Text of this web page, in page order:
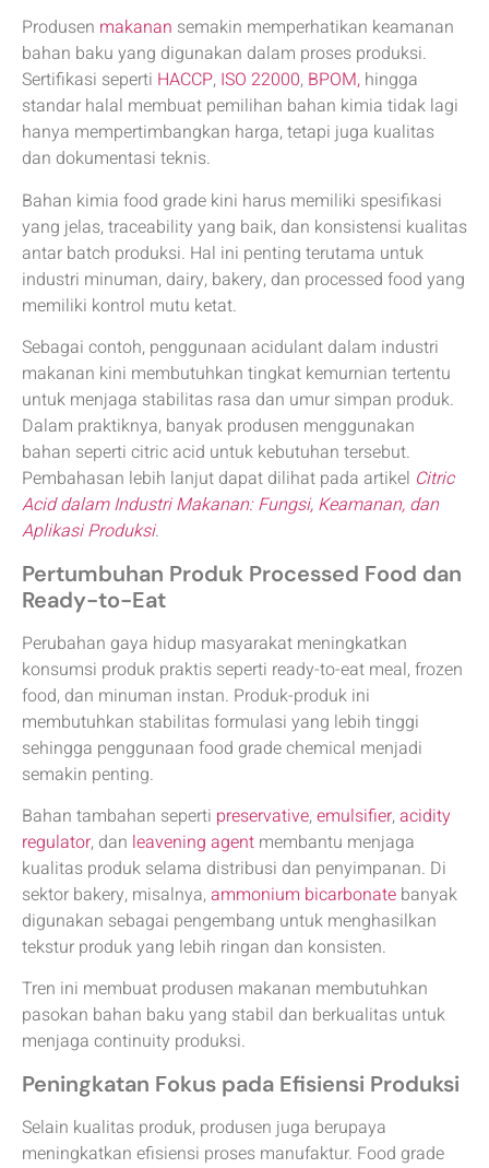
Produsen makanan semakin memperhatikan keamanan
bahan baku yang digunakan dalam proses produksi.
Sertifikasi seperti HACCP, ISO 22000, BPOM, hingga
standar halal membuat pemilihan bahan kimia tidak lagi
hanya mempertimbangkan harga, tetapi juga kualitas
dan dokumentasi teknis.
Bahan kimia food grade kini harus memiliki spesifikasi
yang jelas, traceability yang baik, dan konsistensi kualitas
antar batch produksi. Hal ini penting terutama untuk
industri minuman, dairy, bakery, dan processed food yang
memiliki kontrol mutu ketat.
Sebagai contoh, penggunaan acidulant dalam industri
makanan kini membutuhkan tingkat kemurnian tertentu
untuk menjaga stabilitas rasa dan umur simpan produk.
Dalam praktiknya, banyak produsen menggunakan
bahan seperti citric acid untuk kebutuhan tersebut.
Pembahasan lebih lanjut dapat dilihat pada artikel Citric
Acid dalam Industri Makanan: Fungsi, Keamanan, dan
Aplikasi Produksi.
Pertumbuhan Produk Processed Food dan
Ready-to-Eat
Perubahan gaya hidup masyarakat meningkatkan
konsumsi produk praktis seperti ready-to-eat meal, frozen
food, dan minuman instan. Produk-produk ini
membutuhkan stabilitas formulasi yang lebih tinggi
sehingga penggunaan food grade chemical menjadi
semakin penting.
Bahan tambahan seperti preservative,emulsifier,acidity
regulator, dan leavening agent membantu menjaga
kualitas produk selama distribusi dan penyimpanan. Di
sektor bakery, misalnya,ammonium bicarbonate banyak
digunakan sebagai pengembang untuk menghasilkan
tekstur produk yang lebih ringan dan konsisten.
Tren ini membuat produsen makanan membutuhkan
pasokan bahan baku yang stabil dan berkualitas untuk
menjaga continuity produksi.
Peningkatan Fokus pada Efisiensi Produksi
Selain kualitas produk, produsen juga berupaya
meningkatkan efisiensi proses manufaktur. Food grade